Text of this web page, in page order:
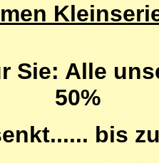
Sie: Alle
50%
bis